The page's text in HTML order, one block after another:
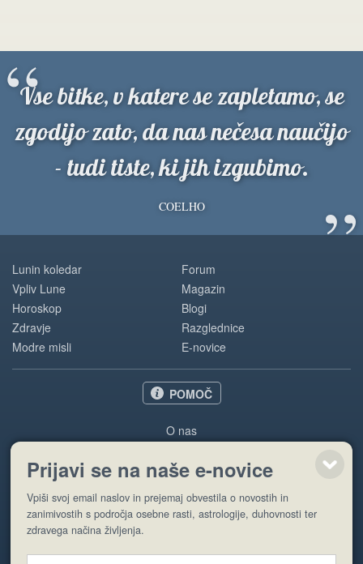
Vse bitke, v katere se zapletamo, se
zgodijo zato, da nas nečesa naučijo
- tudi tiste, ki jih izgubimo.
COELHO ”
“
Lunin koledar
Vpliv Lune
Horoskop
Zdravje
Modre misli
Forum
Magazin
Blogi
Razglednice
E-novice
POMOČ
O nas
Pogoji uporabe
Pošlji stran
Prijavi se na naše e-novice
Vpiši svoj email naslov in prejemaj obvestila o novostih in
zanimivostih s področja osebne rasti, astrologije, duhovnosti ter
zdravega načina življenja.